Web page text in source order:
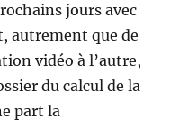
jours avec
autrement que de
vidéo à l’autre,
du calcul de la
part la